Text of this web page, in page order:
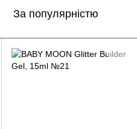
За популярністю